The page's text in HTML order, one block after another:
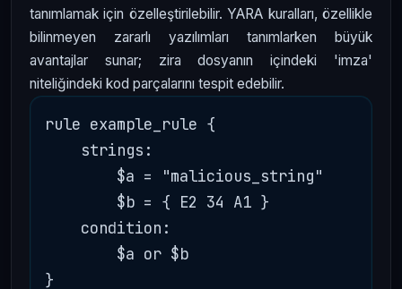
tanımlamak için özelleştirilebilir. YARA kuralları, özellikle
bilinmeyen zararlı yazılımları tanımlarken büyük
avantajlar sunar; zira dosyanın içindeki 'imza'
niteliğindeki kod parçalarını tespit edebilir.
rule example_rule {
    strings:
        $a = "malicious_string"
        $b = { E2 34 A1 }
    condition:
        $a or $b